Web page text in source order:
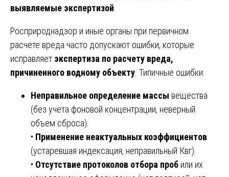
выявляемые экспертизой
Росприроднадзор и иные органы при первичном
расчете вреда часто допускают ошибки, которые
исправляет экспертиза по расчету вреда,
причиненного водному объекту . Типичные ошибки:
Неправильное определение массы вещества
(без учета фоновой концентрации, неверный
объем сброса).
• Применение неактуальных коэффициентов
(устаревшая индексация, неправильный Квг).
• Отсутствие протоколов отбора проб или их